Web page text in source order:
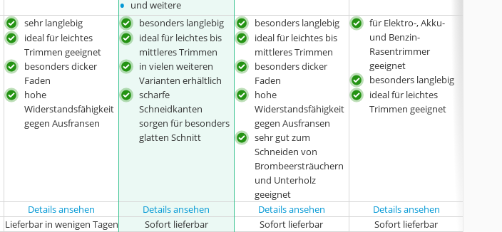
• und weitere
sehr langlebig
ideal für leichtes
Trimmen geeignet
besonders dicker
Faden
hohe
Widerstandsfähigkeit
gegen Ausfransen
besonders langlebig
ideal für leichtes bis
mittleres Trimmen
in vielen weiteren
Varianten erhältlich
scharfe
Schneidkanten
sorgen für besonders
glatten Schnitt
besonders langlebig
ideal für leichtes bis
mittleres Trimmen
besonders dicker
Faden
hohe
Widerstandsfähigkeit
gegen Ausfransen
sehr gut zum
Schneiden von
Brombeersträuchern
und Unterholz
geeignet
für Elektro-, Akku-
und Benzin-
Rasentrimmer
geeignet
besonders langlebig
ideal für leichtes
Trimmen geeignet
Details ansehen Details ansehen Details ansehen
Details ansehen
Lieferbar in wenigen Tagen Sofort lieferbar Sofort lieferbar Sofort lieferbar